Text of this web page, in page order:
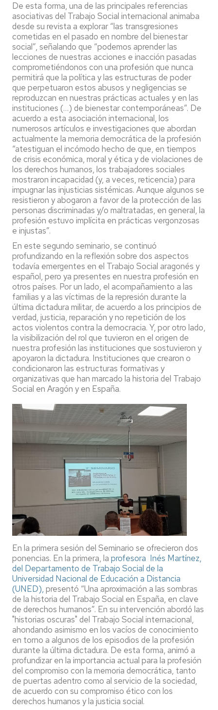
De esta forma, una de las principales referencias
asociativas del Trabajo Social internacional animaba
desde su revista a explorar “las transgresiones
cometidas en el pasado en nombre del bienestar
social”, señalando que “podemos aprender las
lecciones de nuestras acciones e inacción pasadas
comprometiéndonos con una profesión que nunca
permitirá que la política y las estructuras de poder
que perpetuaron estos abusos y negligencias se
reproduzcan en nuestras prácticas actuales y en las
instituciones (…) de bienestar contemporáneas”. De
acuerdo a esta asociación internacional, los
numerosos artículos e investigaciones que abordan
actualmente la memoria democrática de la profesión
“atestiguan el incómodo hecho de que, en tiempos
de crisis económica, moral y ética y de violaciones de
los derechos humanos, los trabajadores sociales
mostraron incapacidad (y, a veces, reticencia) para
impugnar las injusticias sistémicas. Aunque algunos se
resistieron y abogaron a favor de la protección de las
personas discriminadas y/o maltratadas, en general, la
profesión estuvo implícita en prácticas vergonzosas
e injustas”.
En este segundo seminario, se continuó
profundizando en la reflexión sobre dos aspectos
todavía emergentes en el Trabajo Social aragonés y
español, pero ya presentes en nuestra profesión en
otros países. Por un lado, el acompañamiento a las
familias y a las víctimas de la represión durante la
última dictadura militar, de acuerdo a los principios de
verdad, justicia, reparación y no repetición de los
actos violentos contra la democracia. Y, por otro lado,
la visibilización del rol que tuvieron en el origen de
nuestra profesión las instituciones que sostuvieron y
apoyaron la dictadura. Instituciones que crearon o
condicionaron las estructuras formativas y
organizativas que han marcado la historia del Trabajo
Social en Aragón y en España.
En la primera sesión del Seminario se ofrecieron dos
ponencias. En la primera, la profesora Inés Martínez,
del Departamento de Trabajo Social de la
Universidad Nacional de Educación a Distancia
(UNED), presentó “Una aproximación a las sombras
de la historia del Trabajo Social en España, en clave
de derechos humanos”. En su intervención abordó las
"historias oscuras" del Trabajo Social internacional,
ahondando asimismo en los vacíos de conocimiento
en torno a algunos de los episodios de la profesión
durante la última dictadura. De esta forma, animó a
profundizar en la importancia actual para la profesión
del compromiso con la memoria democrática, tanto
de puertas adentro como al servicio de la sociedad,
de acuerdo con su compromiso ético con los
derechos humanos y la justicia social.